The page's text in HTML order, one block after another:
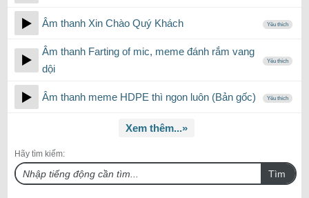
Âm thanh Xin Chào Quý Khách Yêu thích
Âm thanh Farting of mic, meme đánh rắm vang
dội
Yêu thích
Âm thanh meme HDPE thì ngon luôn (Bản gốc) Yêu thích
Xem thêm...»
Hãy tìm kiếm:
Tìm